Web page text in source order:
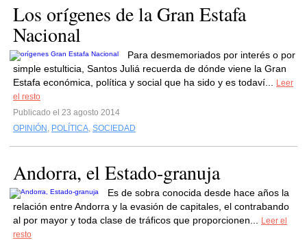
Los orígenes de la Gran Estafa
Nacional
Para desmemoriados por interés o por
simple estulticia, Santos Juliá recuerda de dónde viene la Gran
Estafa económica, política y social que ha sido y es todaví...
Leer
el resto
Publicado el 23 agosto 2014
OPINIÓN , POLÍTICA, SOCIEDAD
Andorra, el Estado-granuja
Es de sobra conocida desde hace años la
relación entre Andorra y la evasión de capitales, el contrabando
al por mayor y toda clase de tráficos que proporcionen...
Leer el
resto